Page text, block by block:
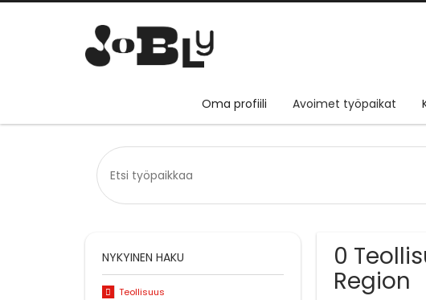
Oma profiili Avoimet työpaikat
0
Region
NYKYINEN HAKU
Teollisuus